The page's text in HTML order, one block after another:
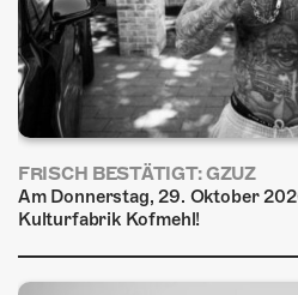
FRISCH BESTÄTIGT: GZUZ
Am Donnerstag, 29. Oktober
Kulturfabrik Kofmehl!